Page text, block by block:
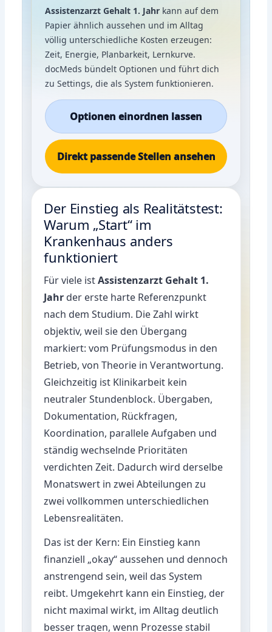
Assistenzarzt Gehalt 1. Jahr kann auf dem
Papier ähnlich aussehen und im Alltag
völlig unterschiedliche Kosten erzeugen:
Zeit, Energie, Planbarkeit, Lernkurve.
docMeds bündelt Optionen und führt dich
zu Settings, die als System funktionieren.
Optionen einordnen lassen
Direkt passende Stellen ansehen
Der Einstieg als Realitätstest:
Warum „Start“ im
Krankenhaus anders
funktioniert
Für viele istAssistenzarzt Gehalt 1.
Jahr der erste harte Referenzpunkt
nach dem Studium. Die Zahl wirkt
objektiv, weil sie den Übergang
markiert: vom Prüfungsmodus in den
Betrieb, von Theorie in Verantwortung.
Gleichzeitig ist Klinikarbeit kein
neutraler Stundenblock. Übergaben,
Dokumentation, Rückfragen,
Koordination, parallele Aufgaben und
ständig wechselnde Prioritäten
verdichten Zeit. Dadurch wird derselbe
Monatswert in zwei Abteilungen zu
zwei vollkommen unterschiedlichen
Lebensrealitäten.
Das ist der Kern: Ein Einstieg kann
finanziell „okay“ aussehen und dennoch
anstrengend sein, weil das System
reibt. Umgekehrt kann ein Einstieg, der
nicht maximal wirkt, im Alltag deutlich
besser tragen, wenn Prozesse stabil